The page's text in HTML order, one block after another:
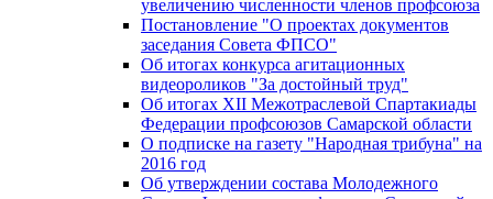
увеличению численности членов профсоюза
Постановление "О проектах документов
заседания Совета ФПСО"
Об итогах конкурса агитационных
видеороликов "За достойный труд"
Об итогах XII Межотраслевой Спартакиады
Федерации профсоюзов Самарской области
О подписке на газету "Народная трибуна" на
2016 год
Об утверждении состава Молодежного